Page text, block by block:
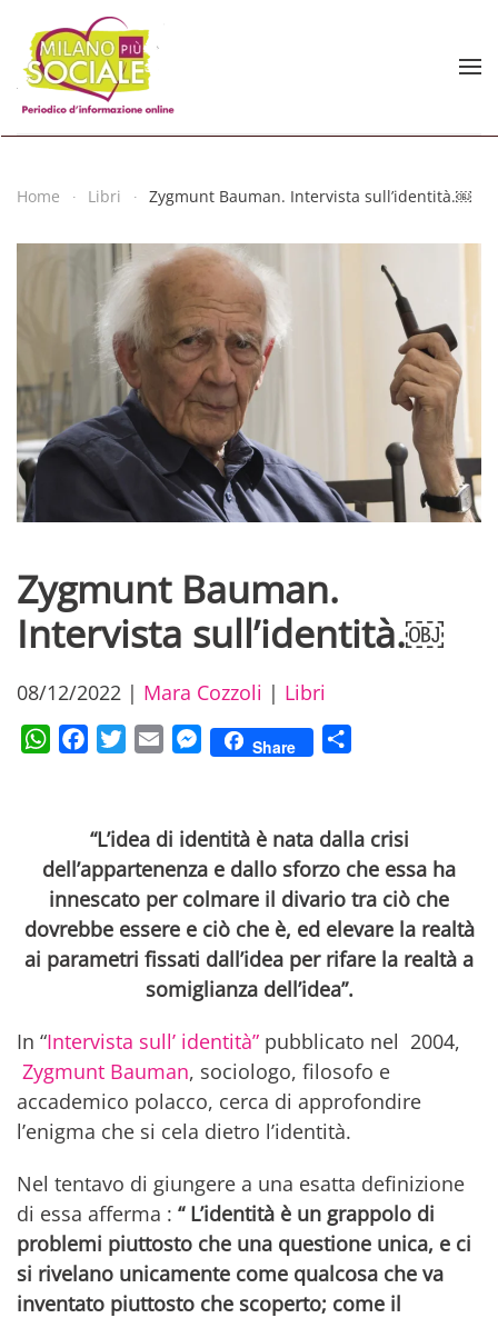
Skip to main content
Home Libri Zygmunt Bauman. Intervista sull’identità.￼
Zygmunt Bauman.
Intervista sull’identità.￼
08/12/2022 | Mara Cozzoli | Libri
WhatsAppFacebookTwitterEmail Messenger
Share
“L’idea di identità è nata dalla crisi
dell’appartenenza e dallo sforzo che essa ha
innescato per colmare il divario tra ciò che
dovrebbe essere e ciò che è, ed elevare la realtà
ai parametri fissati dall’idea per rifare la realtà a
somiglianza dell’idea”.
In “Intervista sull’ identità” pubblicato nel 2004,
Zygmunt Bauman, sociologo, filosofo e
accademico polacco, cerca di approfondire
l’enigma che si cela dietro l’identità.
Nel tentavo di giungere a una esatta definizione
di essa afferma : “ L’identità è un grappolo di
problemi piuttosto che una questione unica, e ci
si rivelano unicamente come qualcosa che va
inventato piuttosto che scoperto; come il